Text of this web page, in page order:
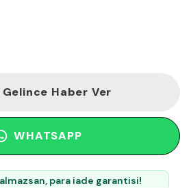
Haber Ver
WHATSAPP
para iade garantisi!